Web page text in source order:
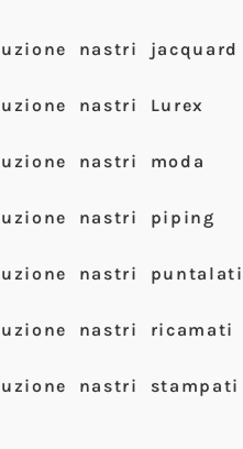
nastri jacquard
nastri Lurex
nastri moda
nastri piping
nastri puntalati
nastri ricamati
nastri stampati